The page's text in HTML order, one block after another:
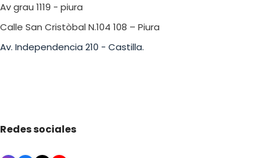
Av grau 1119 - piura
Calle San Cristòbal N.104 108 – Piura
Av. Independencia 210 - Castilla.
Redes sociales